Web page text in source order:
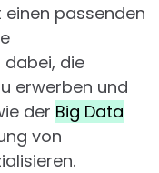
passenden
dabei, die
erwerben und
der Big Data
von